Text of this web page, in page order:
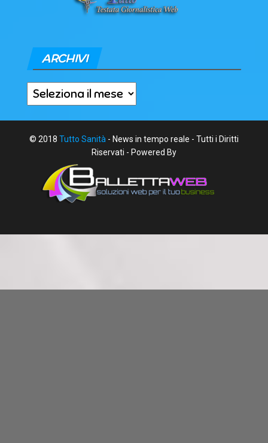
ARCHIVI
Archivi
© 2018 Tutto Sanità - News in tempo reale - Tutti i Diritti
Riservati - Powered By